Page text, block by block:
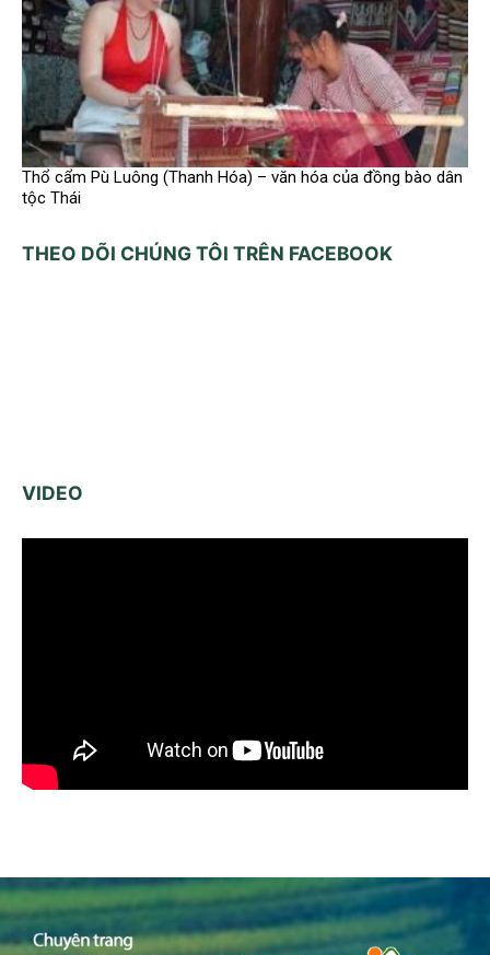
Thổ cẩm Pù Luông (Thanh Hóa) – văn hóa của đồng bào dân
tộc Thái
THEO DÕI CHÚNG TÔI TRÊN FACEBOOK
VIDEO